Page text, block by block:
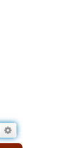
Rechercher